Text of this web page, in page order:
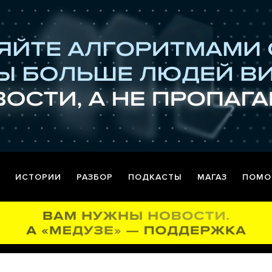
ИСТОРИИ РАЗБОР ПОДКАСТЫ МАГАЗ